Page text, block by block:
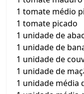
1 tomate médio
1 tomate picado
1 unidade de
1 unidade de
1 unidade de
1 unidade de
1 unidade média